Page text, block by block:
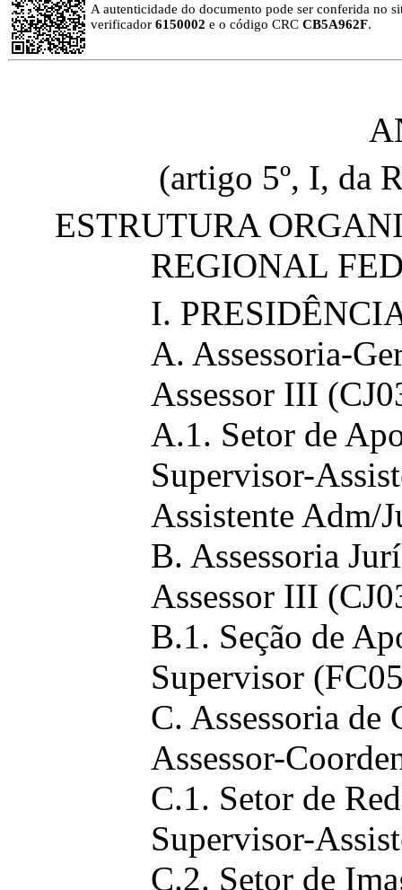
A autenticidade do documento pode ser conferida no
verificador 6150002 e o código CRC CB5A962F.
(artigo 5º, I, da
ESTRUTURA
REGIONAL
I.
A. Assessoria-
Assessor III
A.1. Setor de
Supervisor-
Assistente Adm/
B. Assessoria
Assessor III
B.1. Seção de
Supervisor
C. Assessoria de
Assessor-
C.1. Setor de
Supervisor-
C.2. Setor de